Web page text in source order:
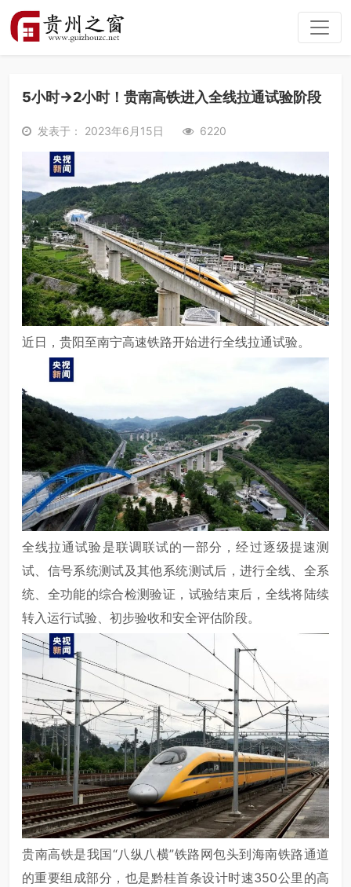
5小时→2小时！贵南高铁进入全线拉通试验阶段
发表于： 2023年6月15日 6220
近日，贵阳至南宁高速铁路开始进行全线拉通试验。
全线拉通试验是联调联试的一部分，经过逐级提速测
试、信号系统测试及其他系统测试后，进行全线、全系
统、全功能的综合检测验证，试验结束后，全线将陆续
转入运行试验、初步验收和安全评估阶段。
贵南高铁是我国“八纵八横”铁路网包头到海南铁路通道
的重要组成部分，也是黔桂首条设计时速350公里的高